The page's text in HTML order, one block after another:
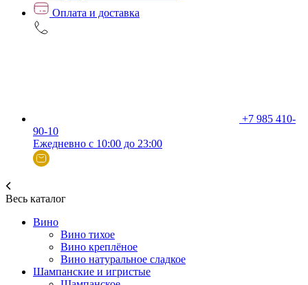
Оплата и доставка
+7 985 410-
90-10
Ежедневно с 10:00 до 23:00
Весь каталог
Вино
Вино тихое
Вино креплёное
Вино натуральное сладкое
Шампанские и игристые